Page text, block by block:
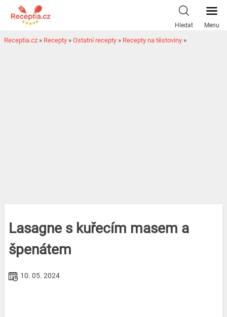
Hledat Menu
Receptia.cz » Recepty » Ostatní recepty » Recepty na těstoviny »
Lasagne s kuřecím masem a
špenátem
10. 05. 2024